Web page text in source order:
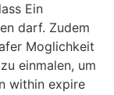
Ein
darf. Zudem
Moglichkeit
einmalen, um
within expire